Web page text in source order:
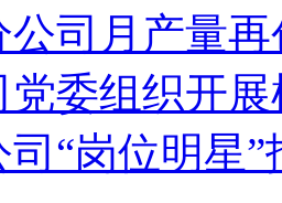
公司月产量
党委组织开
司“岗位明星